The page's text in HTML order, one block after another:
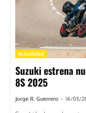
Actualidad
Suzuki estrena
8S 2025
Jorge R. Guerrero - 14/05/